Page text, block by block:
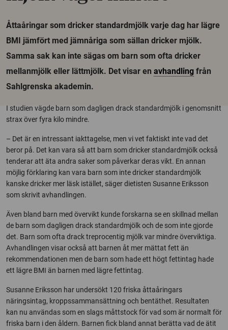
Åttaåringar som dricker standardmjölk varje dag har lägre
BMI jämfört med jämnåriga som sällan dricker mjölk.
Samma sak kan inte sägas om barn som ofta dricker
mellanmjölk eller lättmjölk. Det visar en avhandling från
Sahlgrenska akademin.
I studien vägde barn som dagligen drack standardmjölk i genomsnitt
strax över fyra kilo mindre.
– Det är en intressant iakttagelse, men vi vet faktiskt inte vad det
beror på. Det kan vara så att barn som dricker standardmjölk också
tenderar att äta andra saker som påverkar deras vikt. En annan
möjlig förklaring kan vara barn som inte dricker standardmjölk
kanske dricker mer läsk istället, säger dietisten Susanne Eriksson
som skrivit avhandlingen.
Även bland barn med övervikt kunde forskarna se en skillnad mellan
de barn som dagligen drack standardmjölk och de som inte gjorde
det. Barn som ofta drack treprocentig mjölk var mindre överviktiga.
Avhandlingen visar också att barnen åt mer mättat fett än
rekommendationen men de barn som hade ett högt fettintag hade
ett lägre BMI än barnen med lägre fettintag.
Susanne Eriksson har undersökt 120 friska åttaåringars
näringsintag, kroppssammansättning och bentäthet. Resultaten
kan nu användas som en slags måttstock för vad som är normalt för
friska barn i den åldern. Barnen fick bland annat berätta vad de ätit